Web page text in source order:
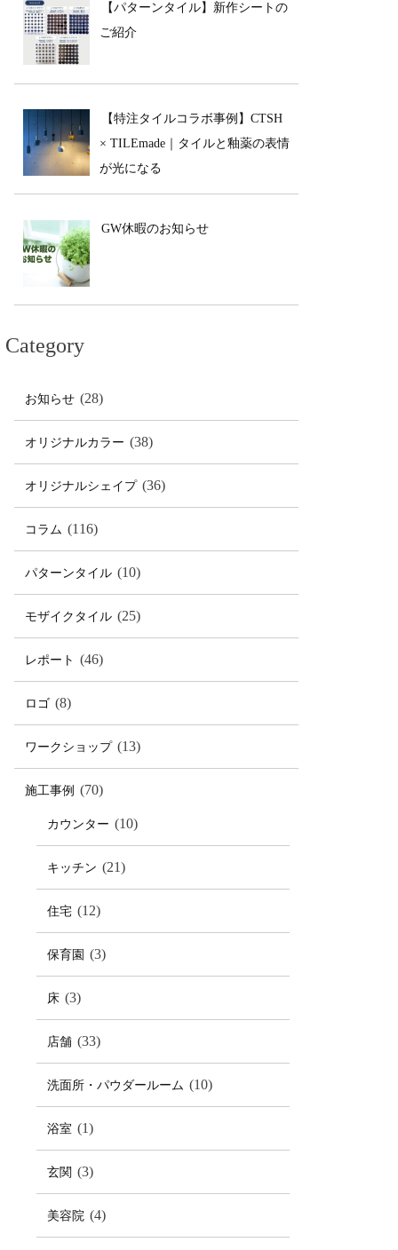
【パターンタイル】新作シートの
ご紹介
【特注タイルコラボ事例】CTSH
× TILEmade｜タイルと釉薬の表情
が光になる
GW休暇のお知らせ
Category
お知らせ (28)
オリジナルカラー (38)
オリジナルシェイプ (36)
コラム (116)
パターンタイル (10)
モザイクタイル (25)
レポート (46)
ロゴ (8)
ワークショップ (13)
施工事例 (70)
カウンター (10)
キッチン (21)
住宅 (12)
保育園 (3)
床 (3)
店舗 (33)
洗面所・パウダールーム (10)
浴室 (1)
玄関 (3)
美容院 (4)